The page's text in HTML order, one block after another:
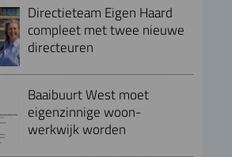
Directieteam Eigen Haard
compleet met twee nieuwe
directeuren
Baaibuurt West moet
eigenzinnige woon-
werkwijk worden